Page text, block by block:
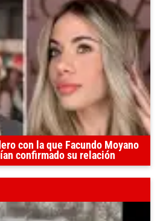
con la que Facundo Moyano
confirmado su relación